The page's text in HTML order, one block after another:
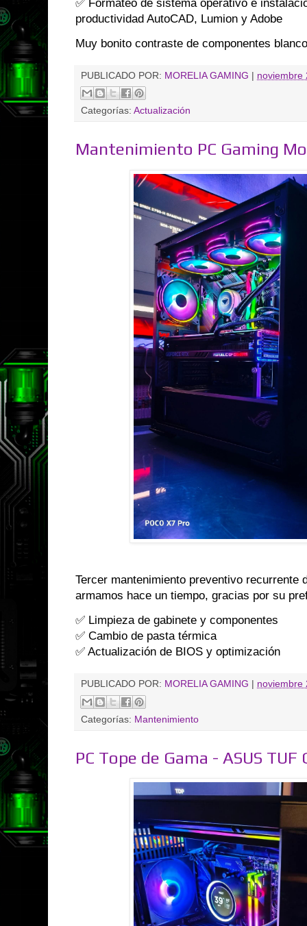
✅ Formateo de sistema operativo e
productividad AutoCAD, Lumion y Adobe
Muy bonito contraste de componentes
PUBLICADO POR: MORELIA GAMING noviembre
Categorías: Actualización
Mantenimiento PC Gaming
Tercer mantenimiento preventivo recurrente
armamos hace un tiempo, gracias por su
✅ Limpieza de gabinete y componentes
✅ Cambio de pasta térmica
✅ Actualización de BIOS y optimización
PUBLICADO POR: MORELIA GAMING noviembre
Categorías: Mantenimiento
PC Tope de Gama - ASUS TUF